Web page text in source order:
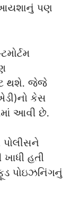
આયશાનું પણ
થશે. જેજે
કેસ
આવી છે.
પોલીસને
હતી
પોઇઝનિંગનું